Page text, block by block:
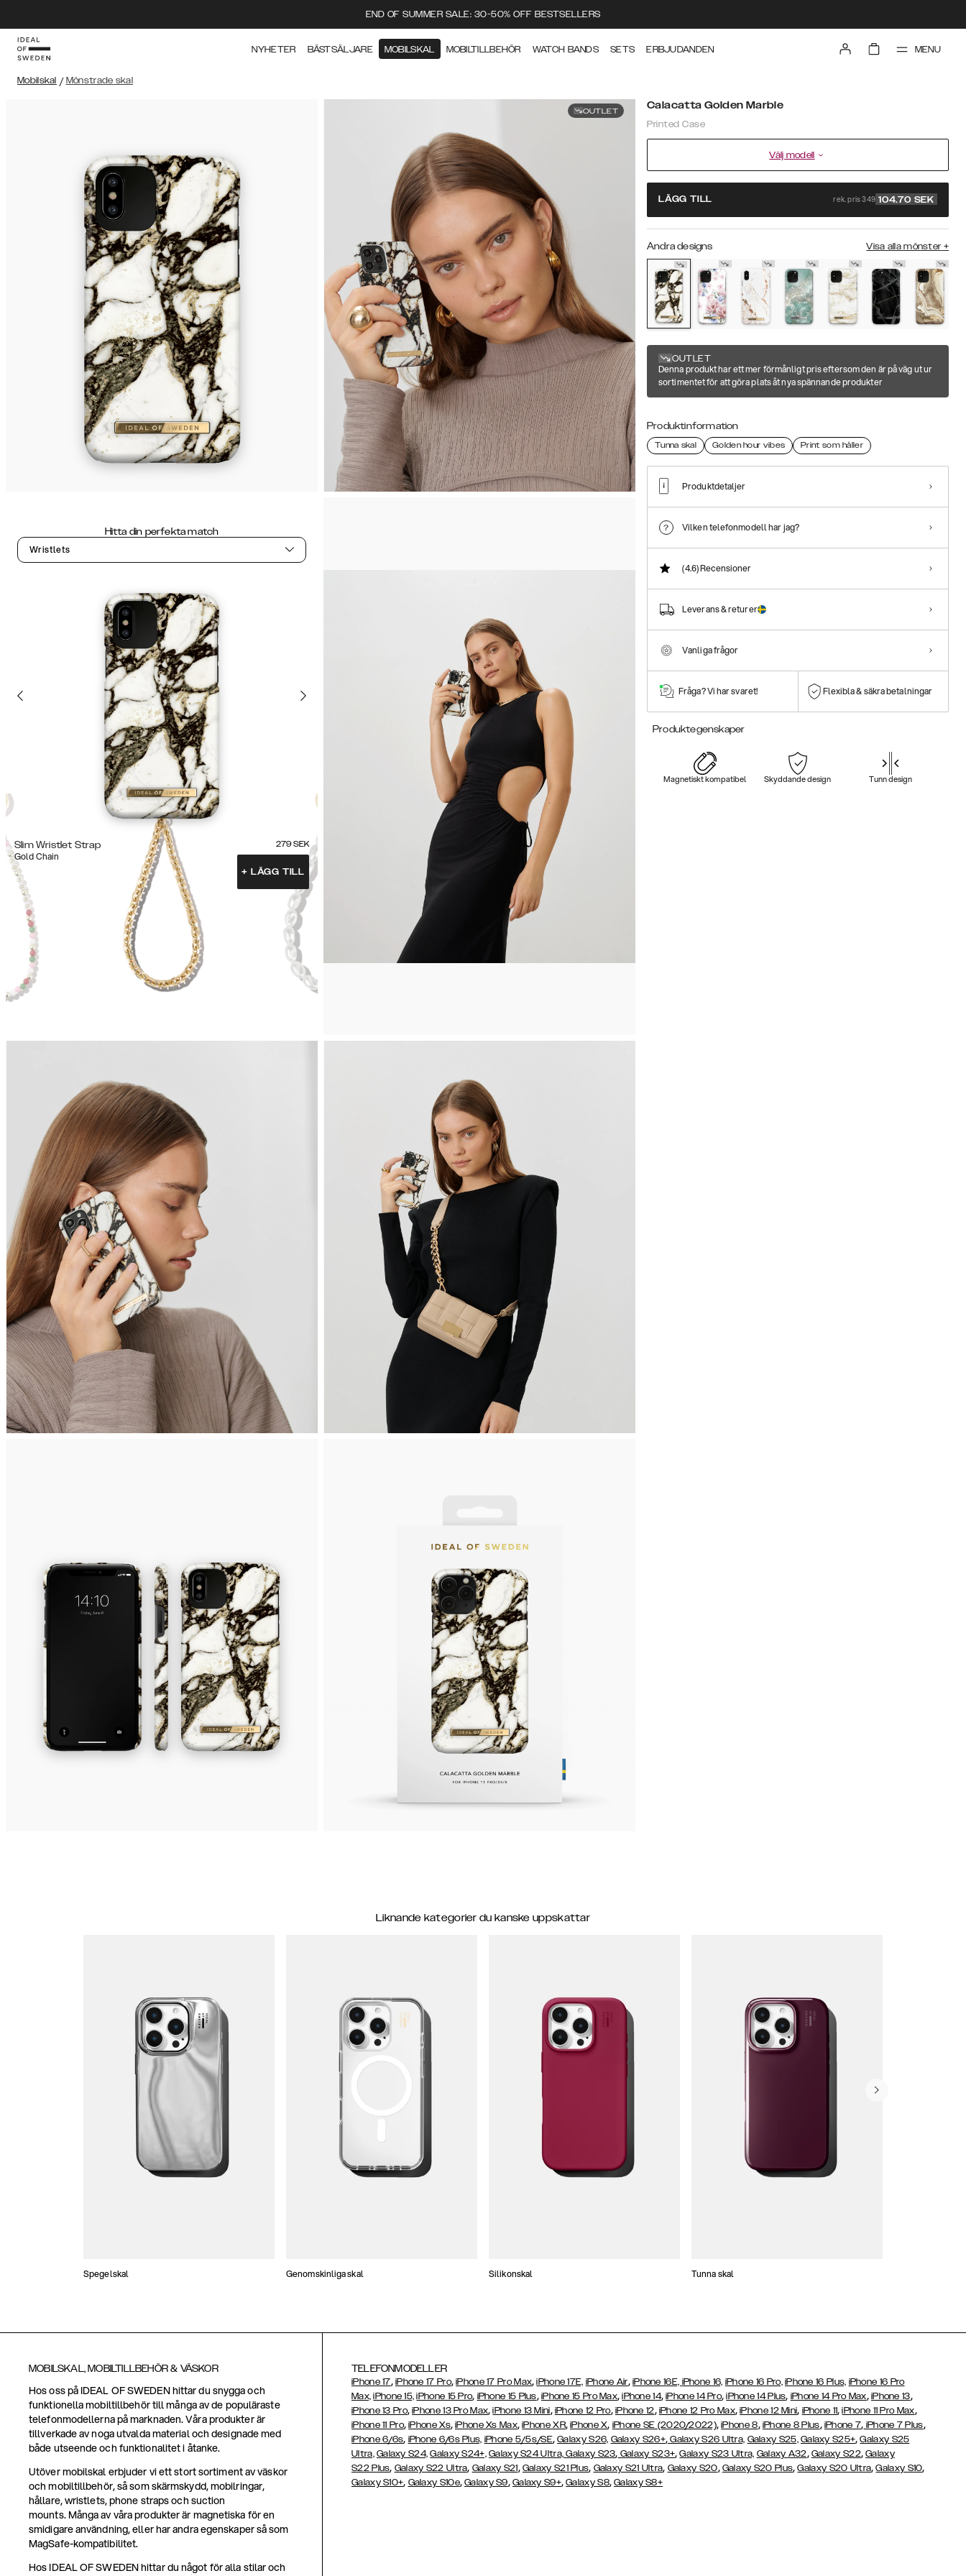
END OF SUMMER SALE: 30-50% OFF BESTSELLERS
NYHETER BÄSTSÄLJARE MOBILSKAL MOBILTILLBEHÖR WATCH BANDS SETS ERBJUDANDEN MENU
Mobilskal / Mönstrade skal
OUTLET
Hitta din perfekta match
Wristlets
Slim Wristlet Strap
Gold Chain
279 SEK
+ LÄGG TILL
Calacatta Golden Marble
Printed Case
Välj modell
LÄGG TILL rek. pris 349 104.70 SEK
Andra designs Visa alla mönster +
OUTLET
Denna produkt har ett mer förmånligt pris eftersom den är på väg ut ur
sortimentet för att göra plats åt nya spännande produkter
Produktinformation
Tunna skal Golden hour vibes Print som håller
Produktdetaljer
Vilken telefonmodell har jag?
(4.6)Recensioner
Leverans & returer
Vanliga frågor
Fråga? Vi har svaret! Flexibla & säkra betalningar
Produktegenskaper
Magnetiskt kompatibel Skyddande design Tunn design
Liknande kategorier du kanske uppskattar
Spegelskal Genomskinliga skal Silikonskal Tunna skal
MOBILSKAL, MOBILTILLBEHÖR & VÄSKOR
Hos oss på IDEAL OF SWEDEN hittar du snygga och
funktionella mobiltillbehör till många av de populäraste
telefonmodellerna på marknaden. Våra produkter är
tillverkade av noga utvalda material och designade med
både utseende och funktionalitet i åtanke.
Utöver mobilskal erbjuder vi ett stort sortiment av väskor
och mobiltillbehör, så som skärmskydd, mobilringar,
hållare, wristlets, phone straps och suction
mounts. Många av våra produkter är magnetiska för en
smidigare användning, eller har andra egenskaper så som
MagSafe-kompatibilitet.
Hos IDEAL OF SWEDEN hittar du något för alla stilar och
TELEFONMODELLER
iPhone 17, iPhone 17 Pro,iPhone 17 Pro Max,iPhone 17E, iPhone Air, iPhone 16E, iPhone 16, iPhone 16 Pro, iPhone 16 Plus, iPhone 16 Pro
Max, iPhone 15, iPhone 15 Pro, iPhone 15 Plus, iPhone 15 Pro Max,iPhone 14,iPhone 14 Pro,iPhone 14 Plus, iPhone 14 Pro Max, iPhone 13,
iPhone 13 Pro,iPhone 13 Pro Max,iPhone 13 Mini, iPhone 12 Pro, iPhone 12, iPhone 12 Pro Max,iPhone 12 Mini, iPhone 11,iPhone 11 Pro Max,
iPhone 11 Pro,iPhone Xs,iPhone Xs Max,iPhone XR,iPhone X, iPhone SE (2020/2022),iPhone 8, iPhone 8 Plus, iPhone 7, iPhone 7 Plus,
iPhone 6/6s, iPhone 6/6s Plus, iPhone 5/5s/SE,Galaxy S26, Galaxy S26+,Galaxy S26 Ultra, Galaxy S25, Galaxy S25+,Galaxy S25
Ultra, Galaxy S24, Galaxy S24+, Galaxy S24 Ultra, Galaxy S23, Galaxy S23+,Galaxy S23 Ultra, Galaxy A32, Galaxy S22,Galaxy
S22 Plus, Galaxy S22 Ultra, Galaxy S21, Galaxy S21 Plus, Galaxy S21 Ultra, Galaxy S20, Galaxy S20 Plus,Galaxy S20 Ultra,Galaxy S10,
Galaxy S10+, Galaxy S10e,Galaxy S9, Galaxy S9+,Galaxy S8,Galaxy S8+